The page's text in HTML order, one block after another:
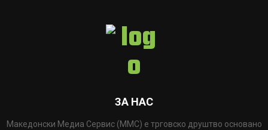
ЗА НАС
Македонски Медиа Сервис (ММС) е трговско друштво основано